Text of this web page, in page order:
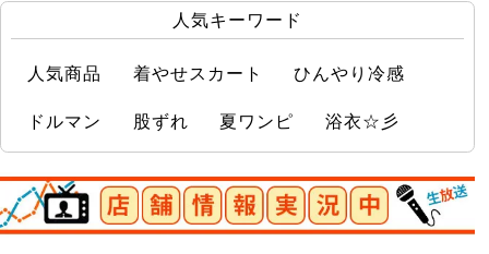
人気キーワード
人気商品 着やせスカート ひんやり冷感
ドルマン 股ずれ 夏ワンピ 浴衣☆彡
店舗情報実況中